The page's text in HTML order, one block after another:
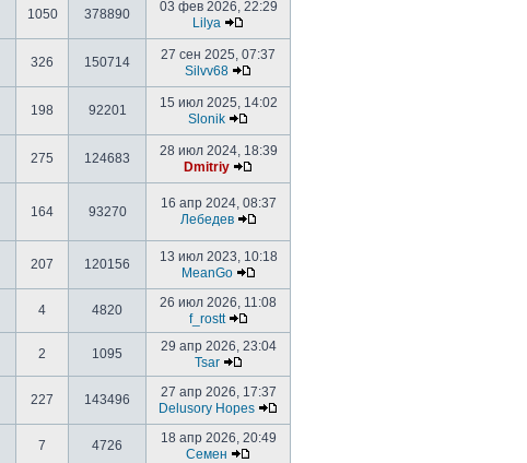
1050 378890
03 фев 2026, 22:29
Lilya
326 150714
27 сен 2025, 07:37
Silvv68
198 92201
15 июл 2025, 14:02
Slonik
275 124683
28 июл 2024, 18:39
Dmitriy
164 93270
16 апр 2024, 08:37
Лебедев
207 120156
13 июл 2023, 10:18
MeanGo
4 4820
26 июл 2026, 11:08
f_rostt
2 1095
29 апр 2026, 23:04
Tsar
227 143496
27 апр 2026, 17:37
Delusory Hopes
7 4726
18 апр 2026, 20:49
Семен